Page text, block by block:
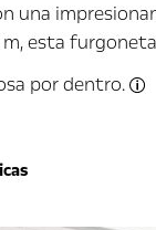
una
esta
por dentro.